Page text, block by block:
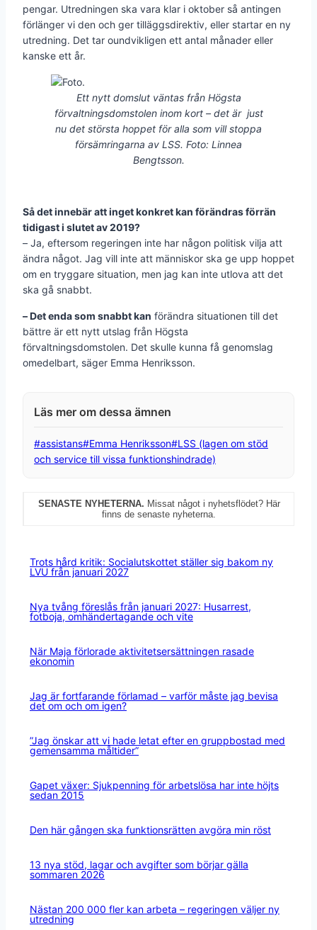
pengar. Utredningen ska vara klar i oktober så antingen
förlänger vi den och ger tilläggsdirektiv, eller startar en ny
utredning. Det tar oundvikligen ett antal månader eller
kanske ett år.
Ett nytt domslut väntas från Högsta
förvaltningsdomstolen inom kort – det är just
nu det största hoppet för alla som vill stoppa
försämringarna av LSS. Foto: Linnea
Bengtsson.
Så det innebär att inget konkret kan förändras förrän
tidigast i slutet av 2019?
– Ja, eftersom regeringen inte har någon politisk vilja att
ändra något. Jag vill inte att människor ska ge upp hoppet
om en tryggare situation, men jag kan inte utlova att det
ska gå snabbt.
– Det enda som snabbt kan förändra situationen till det
bättre är ett nytt utslag från Högsta
förvaltningsdomstolen. Det skulle kunna få genomslag
omedelbart, säger Emma Henriksson.
Post
Tags:
#assistans#Emma Henriksson#LSS (lagen om stöd
och service till vissa funktionshindrade)
SENASTE NYHETERNA. Missat något i nyhetsflödet? Här
finns de senaste nyheterna.
Trots hård kritik: Socialutskottet ställer sig bakom ny
LVU från januari 2027
Nya tvång föreslås från januari 2027: Husarrest,
fotboja, omhändertagande och vite
När Maja förlorade aktivitetsersättningen rasade
ekonomin
Jag är fortfarande förlamad – varför måste jag bevisa
det om och om igen?
”Jag önskar att vi hade letat efter en gruppbostad med
gemensamma måltider”
Gapet växer: Sjukpenning för arbetslösa har inte höjts
sedan 2015
Den här gången ska funktionsrätten avgöra min röst
13 nya stöd, lagar och avgifter som börjar gälla
sommaren 2026
Nästan 200 000 fler kan arbeta – regeringen väljer ny
utredning